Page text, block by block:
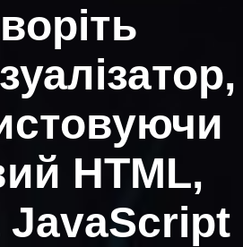
HTML,
JavaScript